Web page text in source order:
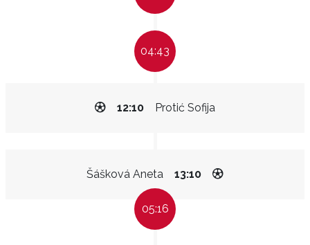
04:43
Protić Sofija
12:10
Šášková Aneta 13:10
05:16